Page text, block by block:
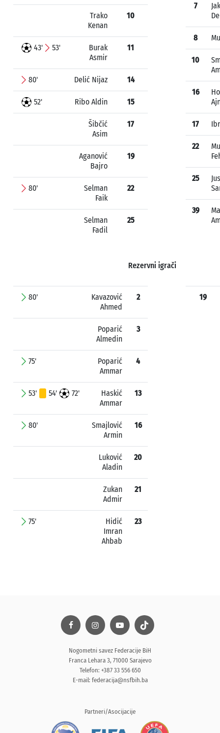
Trako
Kenan
10
43' 53'
Burak
Asmir
11
80' Delić Nijaz 14
52' Ribo Aldin 15
Šibčić
Asim
17
Aganović
Bajro
19
80'
Selman
Faik
22
Selman
Fadil
25
7
8
10
16
17
22
25
39
Rezervni igrači
80'
Kavazović
Ahmed
2
Poparić
Almedin
3
75'
Poparić
Ammar
4
53' 54' 72'
Haskić
Ammar
13
80'
Smajlović
Armin
16
Luković
Aladin
20
Zukan
Admir
21
75'
Hidić
Imran
Ahbab
23
19
Nogometni savez Federacije BiH
Franca Lehara 3, 71000 Sarajevo
Telefon: +387 33 556 650
E-mail: federacija@nsfbih.ba
Partneri/Asocijacije